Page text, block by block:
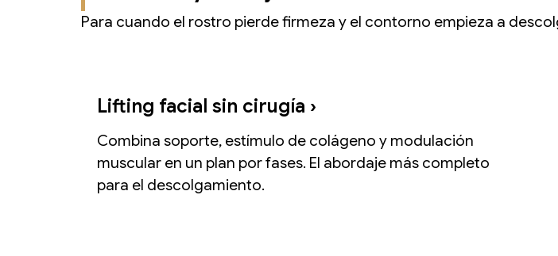
Para cuando el rostro pierde firmeza y el contorno empieza a
Lifting facial sin cirugía ›
Combina soporte, estímulo de colágeno y modulación
muscular en un plan por fases. El abordaje más completo
para el descolgamiento.